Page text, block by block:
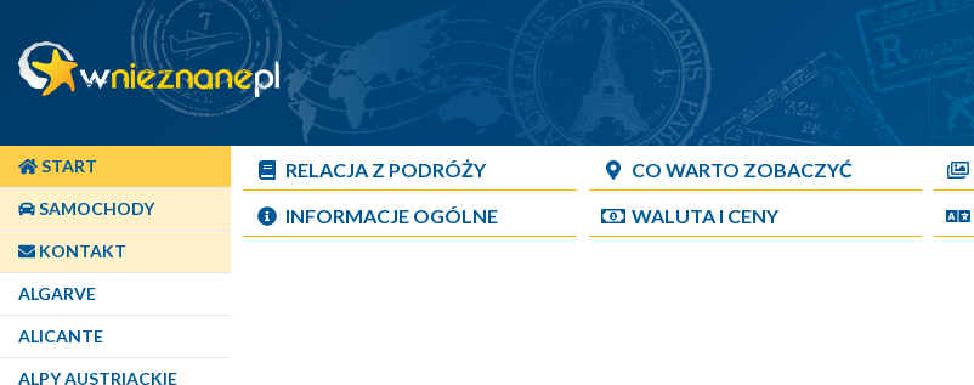
START
SAMOCHODY
KONTAKT
ALGARVE
ALICANTE
ALPY AUSTRIACKIE
RELACJA Z PODRÓŻY CO WARTO ZOBACZYĆ
INFORMACJE OGÓLNE
WALUTA I CENY